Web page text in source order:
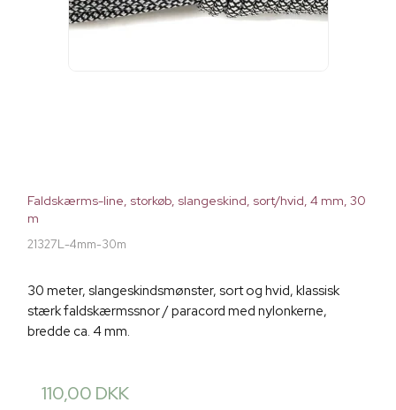
Faldskærms-line, storkøb, slangeskind, sort/hvid, 4 mm, 30
m
21327L-4mm-30m
30 meter, slangeskindsmønster, sort og hvid, klassisk
stærk faldskærmssnor / paracord med nylonkerne,
bredde ca. 4 mm.
110,00 DKK